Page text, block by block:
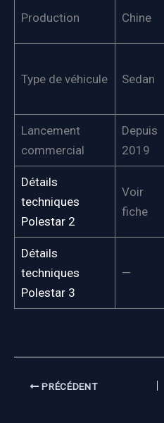
Production Chine
Type de véhicule Sedan
Lancement
commercial
Depuis
2019
Détails
techniques
Polestar 2
Voir
fiche
Détails
techniques
Polestar 3
—
PRÉCÉDENT